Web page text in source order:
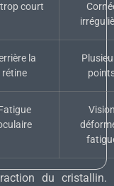
court
la
rétine
du cristallin.